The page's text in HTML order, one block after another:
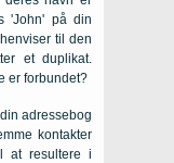
'John' på din
til den
et duplikat.
er forbundet?
adressebog
kontakter
at resultere i